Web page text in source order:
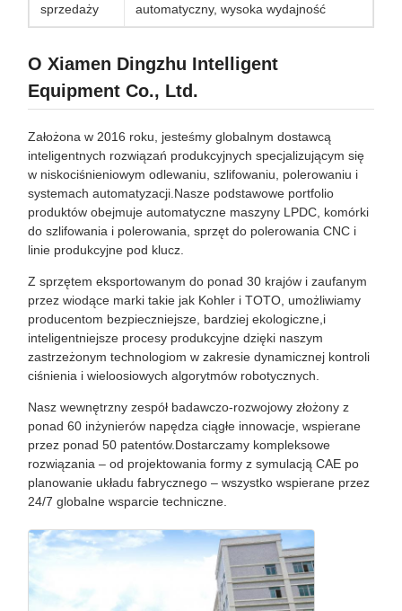
sprzedaży
automatyczny, wysoka wydajność
O Xiamen Dingzhu Intelligent
Equipment Co., Ltd.
Założona w 2016 roku, jesteśmy globalnym dostawcą
inteligentnych rozwiązań produkcyjnych specjalizującym się
w niskociśnieniowym odlewaniu, szlifowaniu, polerowaniu i
systemach automatyzacji.Nasze podstawowe portfolio
produktów obejmuje automatyczne maszyny LPDC, komórki
do szlifowania i polerowania, sprzęt do polerowania CNC i
linie produkcyjne pod klucz.
Z sprzętem eksportowanym do ponad 30 krajów i zaufanym
przez wiodące marki takie jak Kohler i TOTO, umożliwiamy
producentom bezpieczniejsze, bardziej ekologiczne,i
inteligentniejsze procesy produkcyjne dzięki naszym
zastrzeżonym technologiom w zakresie dynamicznej kontroli
ciśnienia i wieloosiowych algorytmów robotycznych.
Nasz wewnętrzny zespół badawczo-rozwojowy złożony z
ponad 60 inżynierów napędza ciągłe innowacje, wspierane
przez ponad 50 patentów.Dostarczamy kompleksowe
rozwiązania ‒ od projektowania formy z symulacją CAE po
planowanie układu fabrycznego ‒ wszystko wspierane przez
24/7 globalne wsparcie techniczne.